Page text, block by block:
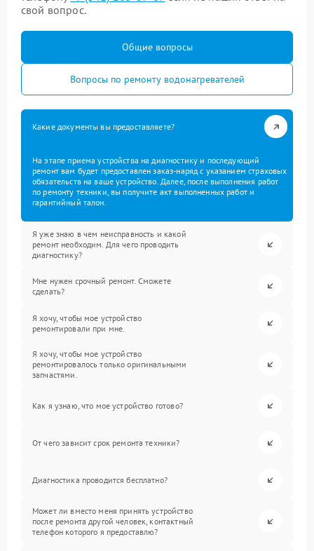
свой вопрос.
Общие вопросы
Вопросы по ремонту водонагревателей
Какие документы вы предоставляете?
На этапе приема устройства на диагностику и последующий
ремонт вам будет предоставлен заказ-наряд с указанием страховых
обязательств на ваше устройство. Далее, после выполнения работ
по ремонту техники, вы получите акт выполненных работ и
гарантийный талон.
Я уже знаю в чем неисправность и какой
ремонт необходим. Для чего проводить
диагностику?
Мне нужен срочный ремонт. Сможете
сделать?
Я хочу, чтобы мое устройство
ремонтировали при мне.
Я хочу, чтобы мое устройство
ремонтировалось только оригинальными
запчастями.
Как я узнаю, что мое устройство готово?
От чего зависит срок ремонта техники?
Диагностика проводится бесплатно?
Может ли вместо меня принять устройство
после ремонта другой человек, контактный
телефон которого я предоставлю?